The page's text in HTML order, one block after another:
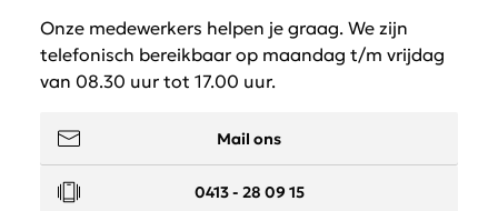
Onze medewerkers helpen je graag. We zijn
telefonisch bereikbaar op maandag t/m vrijdag
van 08.30 uur tot 17.00 uur.
Mail ons
0413 - 28 09 15